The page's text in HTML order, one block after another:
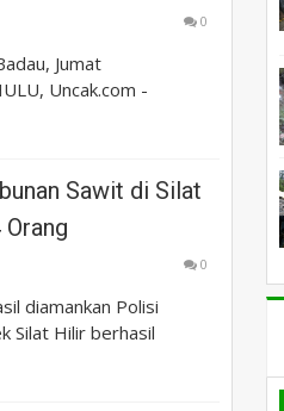
0
Jumat
Uncak.com -
Sawit di Silat
0
diamankan Polisi
Silat Hilir berhasil